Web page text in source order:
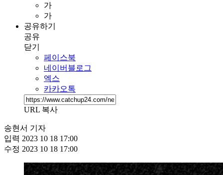
가
가
공유하기
공유
닫기
페이스북
네이버블로그
엑스
카카오톡
URL 복사
송현서 기자
입력 2023 10 18 17:00
수정 2023 10 18 17:00